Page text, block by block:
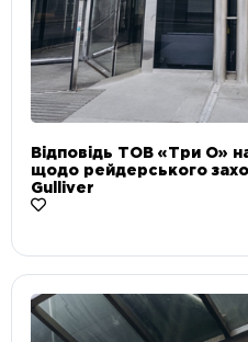
Відповідь ТОВ «Три О»
щодо рейдерського
Gulliver